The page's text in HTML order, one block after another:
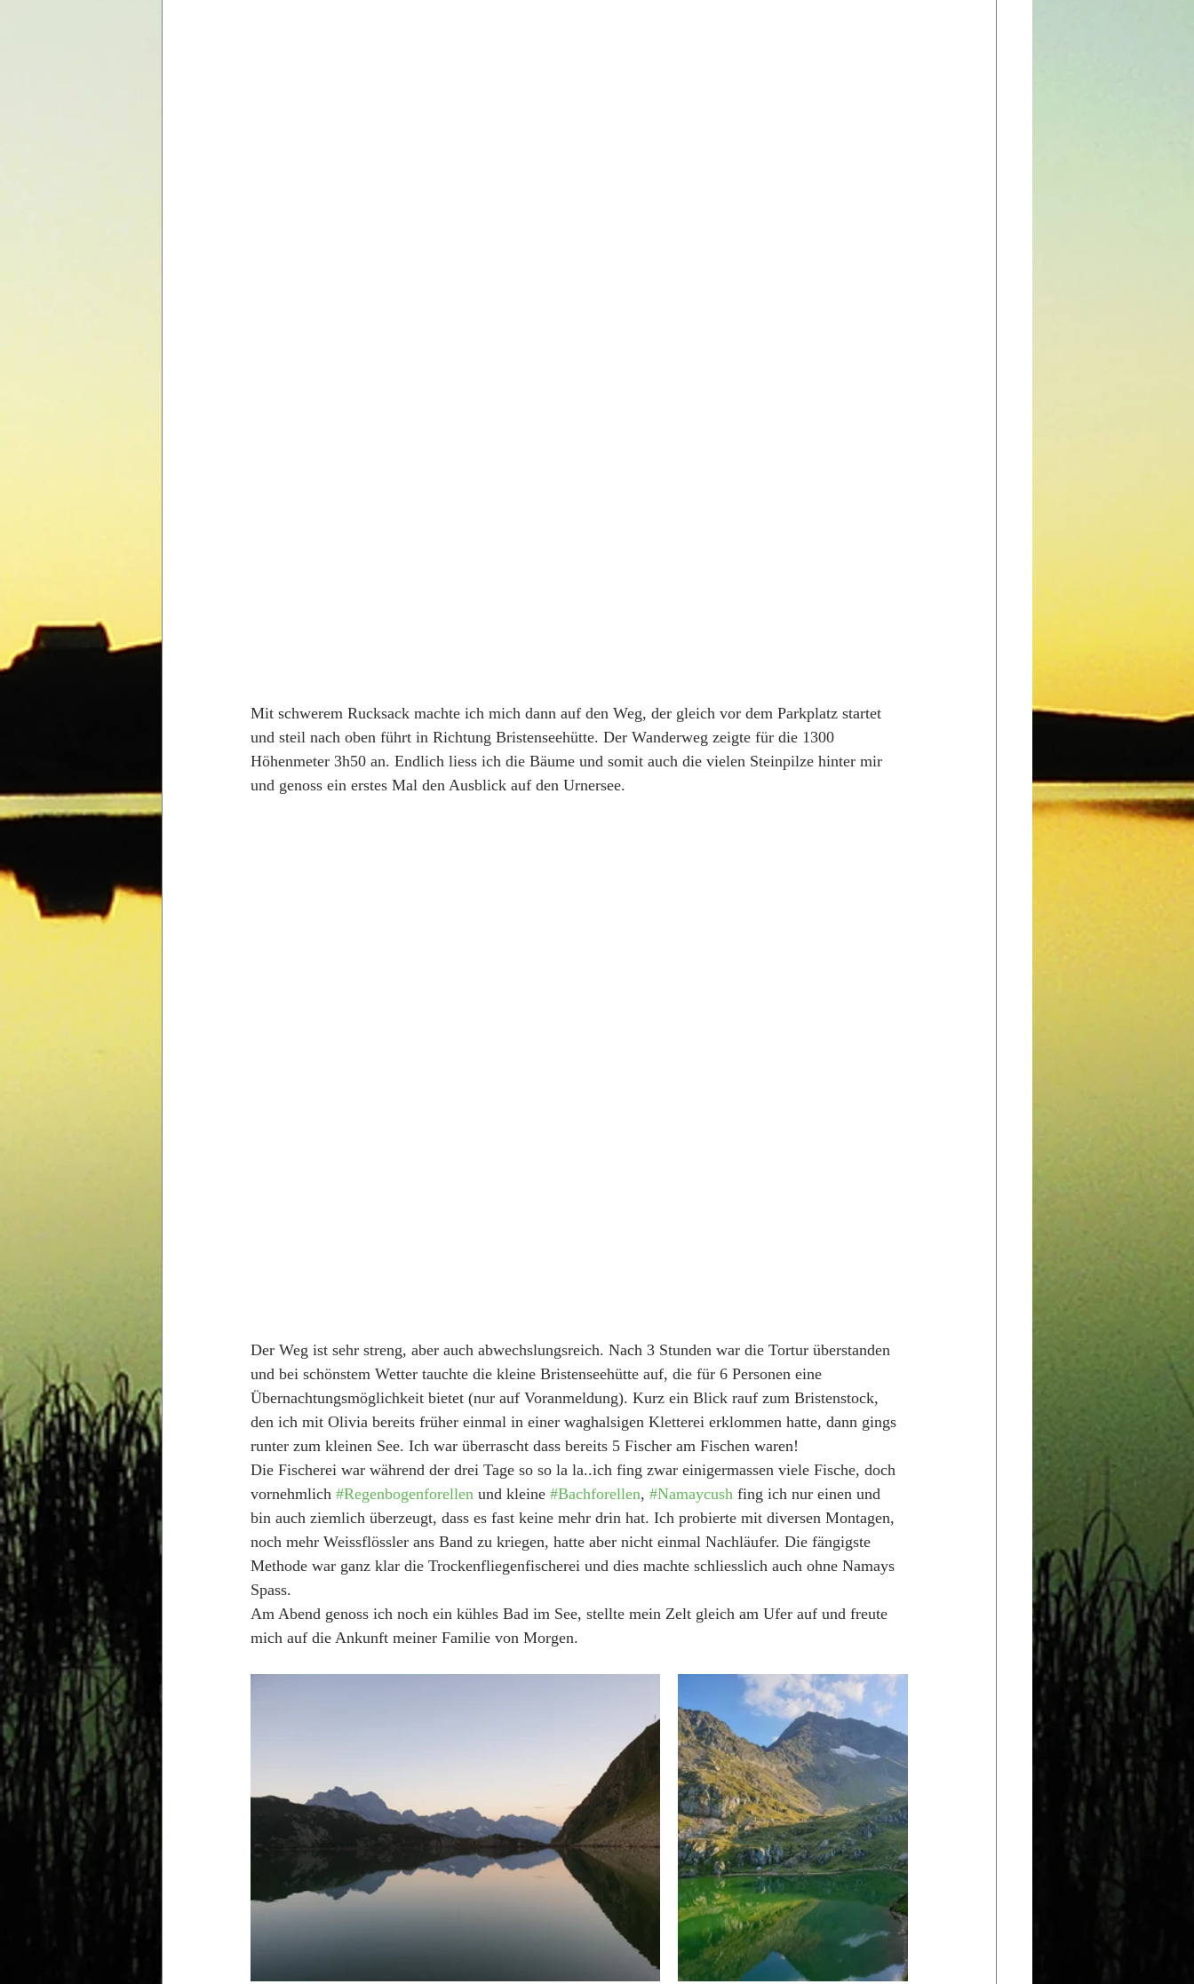
Mit schwerem Rucksack machte ich mich dann auf den Weg, der gleich vor dem Parkplatz startet
und steil nach oben führt in Richtung Bristenseehütte. Der Wanderweg zeigte für die 1300
Höhenmeter 3h50 an. Endlich liess ich die Bäume und somit auch die vielen Steinpilze hinter mir
und genoss ein erstes Mal den Ausblick auf den Urnersee.
Der Weg ist sehr streng, aber auch abwechslungsreich. Nach 3 Stunden war die Tortur überstanden
und bei schönstem Wetter tauchte die kleine Bristenseehütte auf, die für 6 Personen eine
Übernachtungsmöglichkeit bietet (nur auf Voranmeldung). Kurz ein Blick rauf zum Bristenstock,
den ich mit Olivia bereits früher einmal in einer waghalsigen Kletterei erklommen hatte, dann gings
runter zum kleinen See. Ich war überrascht dass bereits 5 Fischer am Fischen waren!
Die Fischerei war während der drei Tage so so la la..ich fing zwar einigermassen viele Fische, doch
vornehmlich #Regenbogenforellen und kleine #Bachforellen, #Namaycush fing ich nur einen und
bin auch ziemlich überzeugt, dass es fast keine mehr drin hat. Ich probierte mit diversen Montagen,
noch mehr Weissflössler ans Band zu kriegen, hatte aber nicht einmal Nachläufer. Die fängigste
Methode war ganz klar die Trockenfliegenfischerei und dies machte schliesslich auch ohne Namays
Spass.
Am Abend genoss ich noch ein kühles Bad im See, stellte mein Zelt gleich am Ufer auf und freute
mich auf die Ankunft meiner Familie von Morgen.